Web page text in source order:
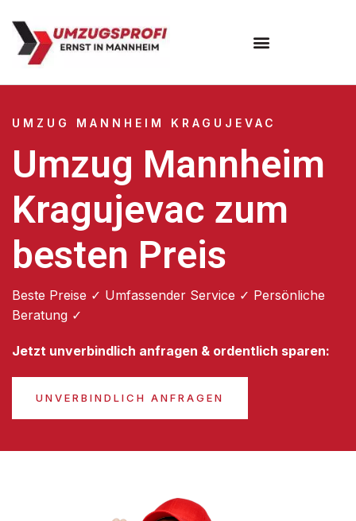
UMZUG MANNHEIM KRAGUJEVAC
Umzug Mannheim
Kragujevac zum
besten Preis
Beste Preise ✓ Umfassender Service ✓ Persönliche
Beratung ✓
Jetzt unverbindlich anfragen & ordentlich sparen:
UNVERBINDLICH ANFRAGEN